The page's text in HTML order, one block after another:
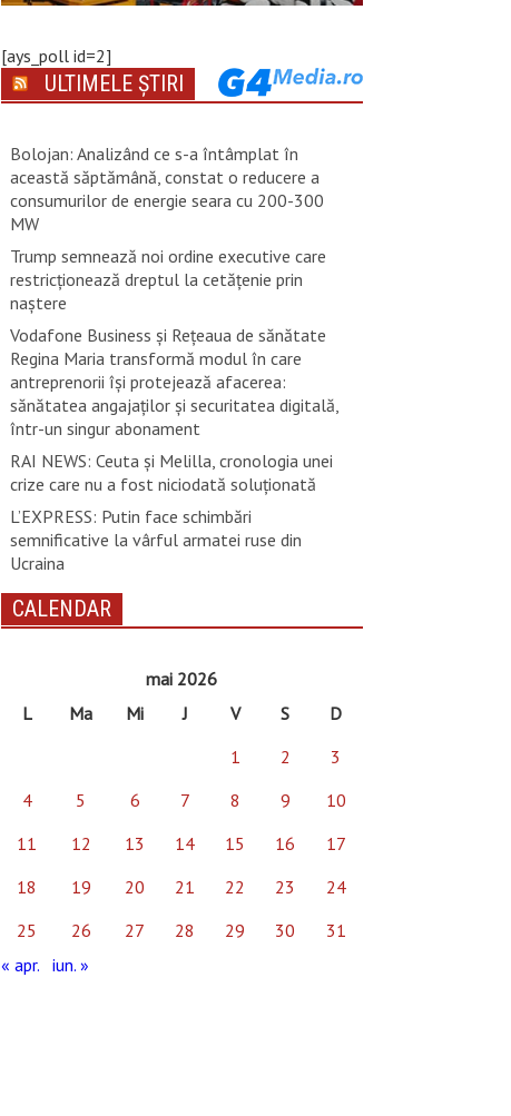
[ays_poll id=2]
ULTIMELE ȘTIRI
Bolojan: Analizând ce s-a întâmplat în
această săptămână, constat o reducere a
consumurilor de energie seara cu 200-300
MW
Trump semnează noi ordine executive care
restricţionează dreptul la cetăţenie prin
naştere
Vodafone Business și Rețeaua de sănătate
Regina Maria transformă modul în care
antreprenorii își protejează afacerea:
sănătatea angajaților și securitatea digitală,
într-un singur abonament
RAI NEWS: Ceuta și Melilla, cronologia unei
crize care nu a fost niciodată soluționată
L’EXPRESS: Putin face schimbări
semnificative la vârful armatei ruse din
Ucraina
CALENDAR
mai 2026
L
Ma Mi J V S
D
1
2
3
4
5 6 7 8 9
10
11
12 13 14 15 16
17
18
19 20 21 22 23
24
25
26 27 28 29 30
31
« apr.
iun. »